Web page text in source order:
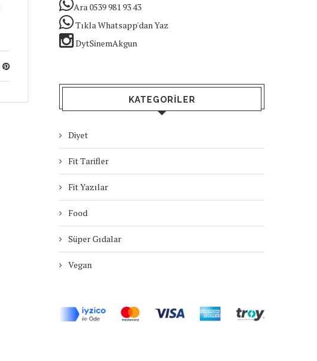
Ara 0539 981 93 43
Tıkla Whatsapp'dan Yaz
DytSinemAkgun
KATEGORILER
Diyet
Fit Tarifler
Fit Yazılar
Food
Süper Gıdalar
Vegan